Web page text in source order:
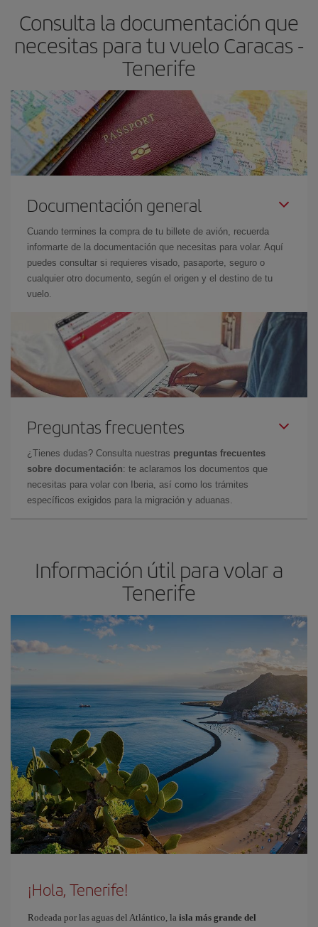
avión más baratos te saldrán. Además, si buscas los vuelos con
las fechas y los horarios del viaje un poco abiertos, podráselegir
el precio más barato.
Consulta la documentación que
necesitas para tu vuelo Caracas -
Tenerife
Documentación general
Cuando termines la compra de tu billete de avión, recuerda
informarte de la documentación que necesitas para volar. Aquí
puedes consultar si requieres visado, pasaporte, seguro o
cualquier otro documento, según el origen y el destino de tu
vuelo.
Preguntas frecuentes
¿Tienes dudas? Consulta nuestras preguntas frecuentes
sobre documentación: te aclaramos los documentos que
necesitas para volar con Iberia, así como los trámites
específicos exigidos para la migración y aduanas.
Información útil para volar a
Tenerife
¡Hola, Tenerife!
Rodeada por las aguas del Atlántico, la isla más grande del